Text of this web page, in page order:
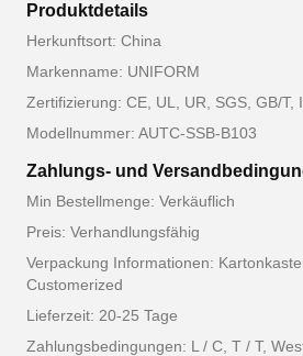
Produktdetails
Herkunftsort: China
Markenname: UNIFORM
Zertifizierung: CE, UL, UR, SGS, GB/T,
Modellnummer: AUTC-SSB-B103
Zahlungs- und
Min Bestellmenge: Verkäuflich
Preis: Verhandlungsfähig
Verpackung Informationen:
Customerized
Lieferzeit: 20-25 Tage
Zahlungsbedingungen: L / C, T / T,